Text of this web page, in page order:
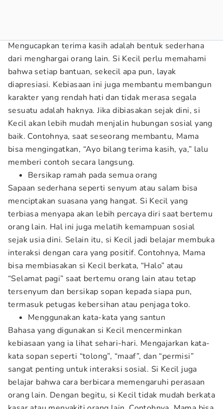
Mengucapkan terima kasih adalah bentuk sederhana
dari menghargai orang lain. Si Kecil perlu memahami
bahwa setiap bantuan, sekecil apa pun, layak
diapresiasi. Kebiasaan ini juga membantu membangun
karakter yang rendah hati dan tidak merasa segala
sesuatu adalah haknya. Jika dibiasakan sejak dini, si
Kecil akan lebih mudah menjalin hubungan sosial yang
baik. Contohnya, saat seseorang membantu, Mama
bisa mengingatkan, “Ayo bilang terima kasih, ya,” lalu
memberi contoh secara langsung.
Bersikap ramah pada semua orang
Sapaan sederhana seperti senyum atau salam bisa
menciptakan suasana yang hangat. Si Kecil yang
terbiasa menyapa akan lebih percaya diri saat bertemu
orang lain. Hal ini juga melatih kemampuan sosial
sejak usia dini. Selain itu, si Kecil jadi belajar membuka
interaksi dengan cara yang positif. Contohnya, Mama
bisa membiasakan si Kecil berkata, “Halo” atau
“Selamat pagi” saat bertemu orang lain atau tetap
tersenyum dan bersikap sopan kepada siapa pun,
termasuk petugas kebersihan atau penjaga toko.
Menggunakan kata-kata yang santun
Bahasa yang digunakan si Kecil mencerminkan
kebiasaan yang ia lihat sehari-hari. Mengajarkan kata-
kata sopan seperti “tolong”, “maaf”, dan “permisi”
sangat penting untuk interaksi sosial. Si Kecil juga
belajar bahwa cara berbicara memengaruhi perasaan
orang lain. Dengan begitu, si Kecil tidak mudah berkata